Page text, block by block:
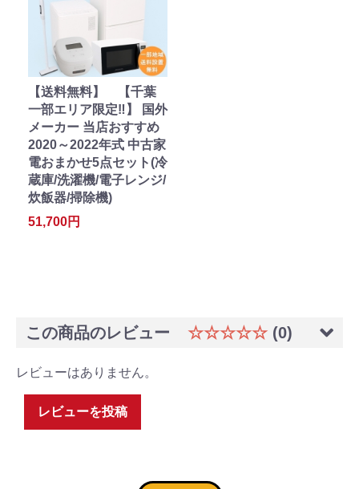
【送料無料】 【千葉
一部エリア限定‼】 国外
メーカー 当店おすすめ
2020～2022年式 中古家
電おまかせ5点セット(冷
蔵庫/洗濯機/電子レンジ/
炊飯器/掃除機)
51,700円
この商品のレビュー ☆☆☆☆☆ (0)
レビューはありません。
レビューを投稿